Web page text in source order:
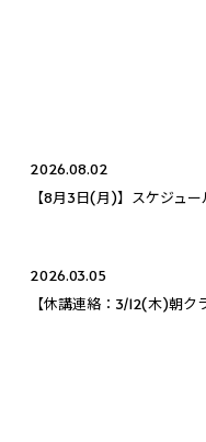
2026.08.02
【8月3日(月)】スケジュ
2026.03.05
【休講連絡：3/12(木)朝ク